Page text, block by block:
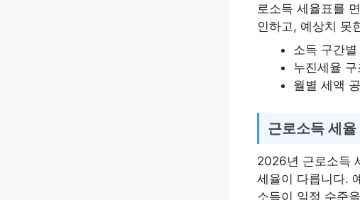
로소득 세율표를
인하고, 예상치 못
소득 구간
누진세율
월별 세액
근로소득 세
2026년 근로소득
세율이 다릅니다.
소득이 일정 수준